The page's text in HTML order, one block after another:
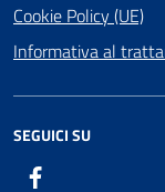
Cookie Policy (UE)
Informativa al
SEGUICI SU